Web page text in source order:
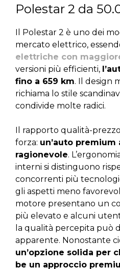
Polestar 2 da
Il Polestar 2 è uno dei
mercato elettrico,
elettriche con
versioni più efficienti,
fino a 659 km. Il design
richiama lo stile
condivide molte radici.
Il rapporto qualità-
forza: un’auto premium
ragionevole.
interni si distinguono
concorrenti più
gli aspetti meno
motore presentano un
più elevato e alcuni
la qualità percepita può
apparente. Nonostante
un’opzione solida per
be un approccio